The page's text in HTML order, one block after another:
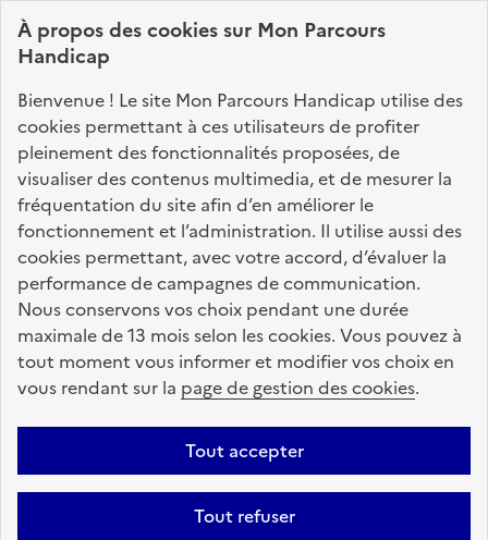
À propos descookiessur Mon Parcours
Handicap
Bienvenue ! Le site Mon Parcours Handicap utilise des
cookies permettant à ces utilisateurs de profiter
pleinement des fonctionnalités proposées, de
visualiser des contenus multimedia, et de mesurer la
fréquentation du site afin d’en améliorer le
fonctionnement et l’administration. Il utilise aussi des
cookies permettant, avec votre accord, d’évaluer la
performance de campagnes de communication.
Nous conservons vos choix pendant une durée
maximale de 13 mois selon les cookies. Vous pouvez à
tout moment vous informer et modifier vos choix en
vous rendant sur la page de gestion des cookies.
Tout accepter
Tout refuser
connaître vos droits, effectuer vos démarches,
identifier vos interlocuteurs.
Nos sites partenaires
info.gouv.fr service-public.fr legifrance.gouv.fr
data.gouv.fr
Nos partenaires
La Caisse des Dépôts
accompagne les parcours
de vie
Informations sur le site
Plan du site Accessibilité : totalement conforme Mentions légales
Données personnelles CGU Politique des cookies
Aide sur ce site